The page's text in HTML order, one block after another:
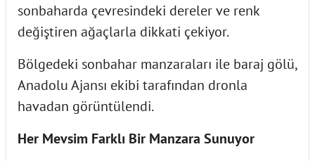
sonbaharda çevresindeki dereler ve renk
değiştiren ağaçlarla dikkati çekiyor.
Bölgedeki sonbahar manzaraları ile baraj gölü,
Anadolu Ajansı ekibi tarafından dronla
havadan görüntülendi.
Her Mevsim Farklı Bir Manzara Sunuyor